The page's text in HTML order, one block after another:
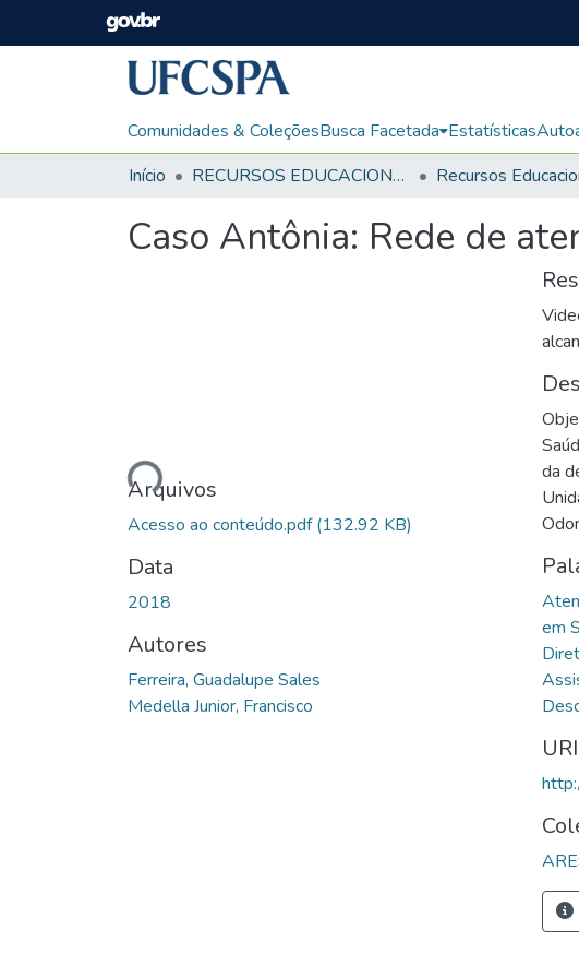
Comunidades & ColeçõesBusca Facetada Estatísticas
Início
RECURSOS EDUCACIONAIS
Caso Antônia: Rede de
Carregando...
Arquivos
Acesso ao conteúdo.pdf(132.92 KB)
Data
2018
Autores
Ferreira, Guadalupe Sales
Medella Junior, Francisco
da
em
URI